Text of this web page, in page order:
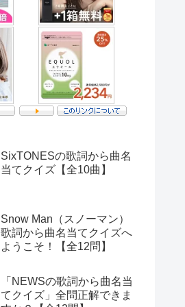
SixTONESの歌詞から曲名
当てクイズ【全10曲】
Snow Man（スノーマン）
歌詞から曲名当てクイズへ
ようこそ！【全12問】
「NEWSの歌詞から曲名当
てクイズ」全問正解できま